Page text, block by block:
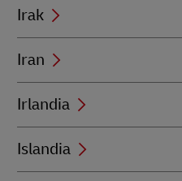
Irak
Iran
Irlandia
Islandia